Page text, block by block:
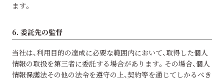
ます。
6. 委託先の監督
当社は、利用目的の達成に必要な範囲内において、取得した個人
情報の取扱を第三者に委託する場合があります。その場合、個人
情報保護法その他の法令を遵守の上、契約等を通じてしかるべき